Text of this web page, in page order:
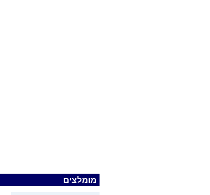
מומלצים